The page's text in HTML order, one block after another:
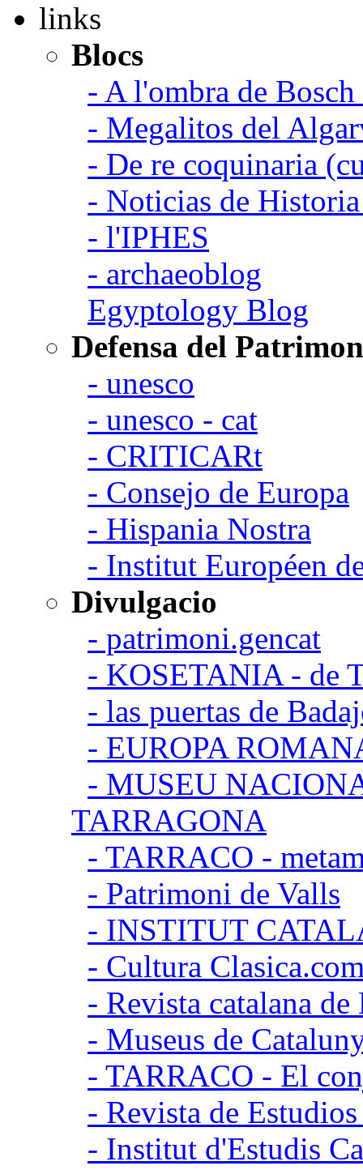
links
Blocs
- A l'ombra de
- Megalitos del
- De re coquinaria
- Noticias de
- l'IPHES
- archaeoblog
Egyptology Blog
Defensa del
- unesco
- unesco - cat
- CRITICARt
- Consejo de Europa
- Hispania Nostra
- Institut Européen
Divulgacio
- patrimoni.gencat
- KOSETANIA - de
- las puertas de
- EUROPA
- MUSEU
TARRAGONA
- TARRACO -
- Patrimoni de Valls
- INSTITUT
- Cultura
- Revista catalana
- Museus de
- TARRACO - El
- Revista de
- Institut d'Estudis